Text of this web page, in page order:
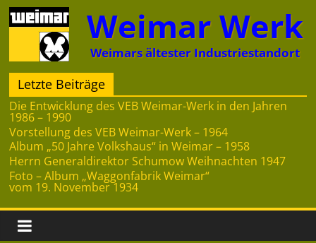
Zum
Inhalt
springen
Weimar Werk
Weimars ältester Industriestandort
Letzte Beiträge
Die Entwicklung des VEB Weimar-Werk in den Jahren
1986 – 1990
Vorstellung des VEB Weimar-Werk – 1964
Album „50 Jahre Volkshaus“ in Weimar – 1958
Herrn Generaldirektor Schumow Weihnachten 1947
Foto – Album „Waggonfabrik Weimar“
vom 19. November 1934